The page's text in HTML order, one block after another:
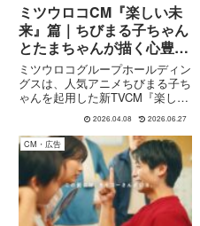
ミツウロコCM『楽しい未
来』篇｜ちびまる子ちゃん
とたまちゃんが描く心豊か
な未来
ミツウロコグループホールディン
グスは、人気アニメちびまる子ち
ゃんを起用した新TVCM『楽しい
未来』篇を2026年4月5日より全
国で放映開始しました。「未来世
界への時間旅行」をテーマに、ま
る子とたまちゃんがミツウロコ
CMオリジナルキャラクター...
2026.04.08 2026.06.27
CM・広告